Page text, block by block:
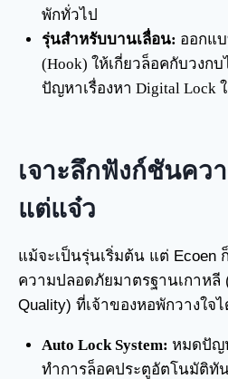
พักทั่วไป
รุ่นสำหรับบานเลื่อน: ออกแ
(Hook) ให้เกี่ยวล็อคกับวงก
ปัญหาเรื่องหา Digital Lock
เจาะลึกฟังก์ชันคว
แต่แจ๋ว
แม้จะเป็นรุ่นเริ่มต้น แต่ Ecoen
ความปลอดภัยมาตรฐานเกาหลี
Quality) ที่เจ้าของหอพักวางใจไ
Auto Lock System: หมดปัญ
ทำการล็อคประตูอัตโนมัติทั